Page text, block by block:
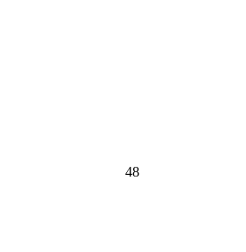
48